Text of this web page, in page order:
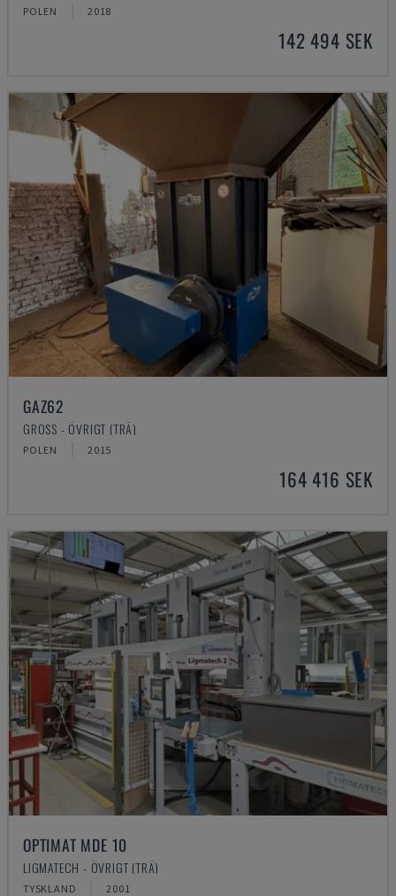
POLEN 2018
142 494 SEK
GAZ62
GROSS - ÖVRIGT (TRÄ)
POLEN 2015
164 416 SEK
OPTIMAT MDE 10
LIGMATECH - ÖVRIGT (TRÄ)
TYSKLAND 2001